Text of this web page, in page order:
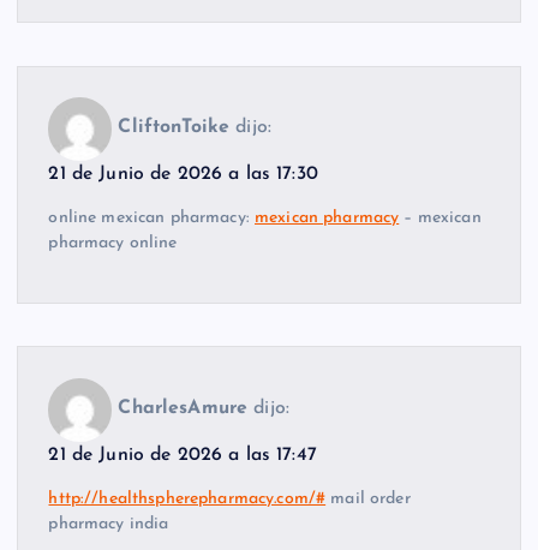
CliftonToike dijo:
21 de Junio de 2026 a las 17:30
online mexican pharmacy: mexican pharmacy – mexican
pharmacy online
CharlesAmure dijo:
21 de Junio de 2026 a las 17:47
http://healthspherepharmacy.com/# mail order
pharmacy india